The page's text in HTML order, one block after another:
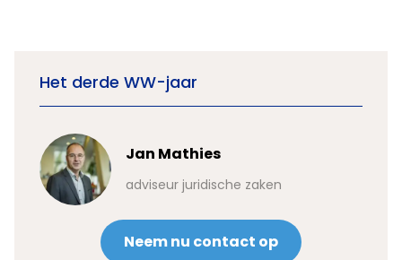
Het derde WW-jaar
Jan Mathies
adviseur juridische zaken
Neem nu contact op